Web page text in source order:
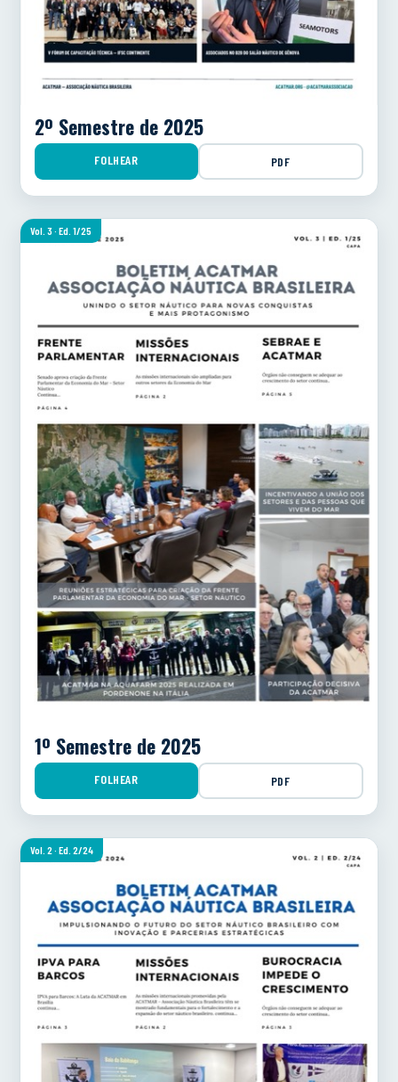
2º Semestre de 2025
FOLHEAR PDF
Vol. 3 · Ed. 1/25
1º Semestre de 2025
FOLHEAR PDF
Vol. 2 · Ed. 2/24